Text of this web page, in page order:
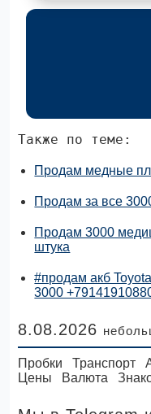
Также по теме:
Продам медные
Продам за все
Продам 3000
штука
#продам акб
3000
8.08.2026
Пробки Транспорт
Цены
Валюта